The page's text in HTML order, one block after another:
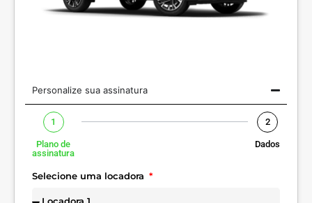
Personalize sua assinatura
1
Plano de
assinatura
2
Dados
Selecione uma locadora